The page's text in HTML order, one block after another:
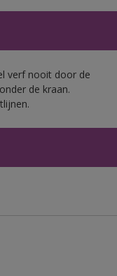
verf nooit door de
de kraan.